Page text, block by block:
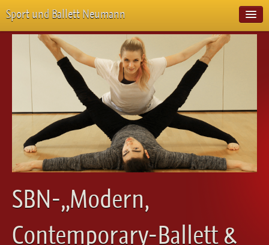
Sport und Ballett Neumann
Start
Neuigkeiten
Über Uns
Veranstaltungen
Emotion Pur
Meisterschaften
Projekte
Vorstellungen
Workshops
Galerie
Kontakt
SBN-„Modern,
Contemporary-Ballett &